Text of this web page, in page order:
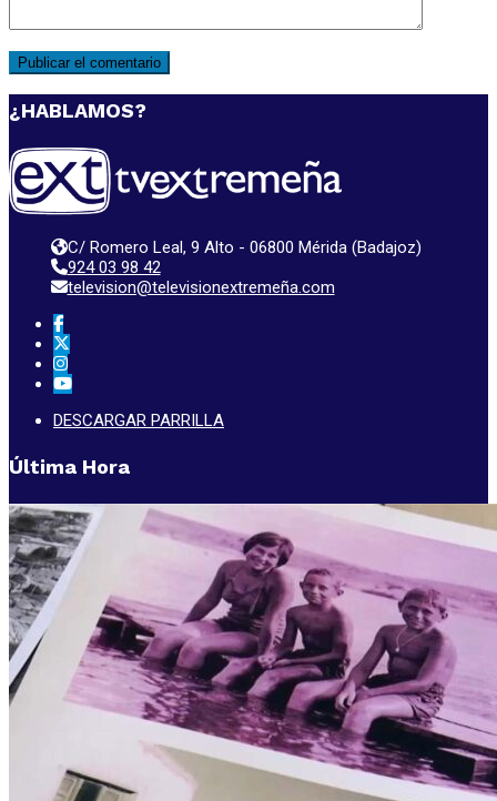
¿HABLAMOS?
C/ Romero Leal, 9 Alto - 06800 Mérida (Badajoz)
924 03 98 42
television@televisionextremeña.com
DESCARGAR PARRILLA
Última Hora